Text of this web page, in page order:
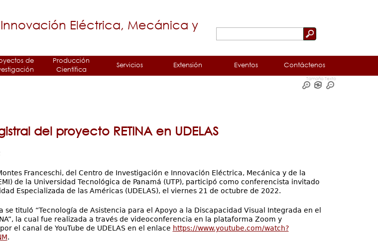
Eléctrica, Mecánica y
de
Producción
Científica
Servicios Extensión Eventos Contáctenos
Tamaño Texto
del proyecto RETINA en UDELAS
Franceschi, del Centro de Investigación e Innovación Eléctrica, Mecánica y de la
de la Universidad Tecnológica de Panamá (UTP), participó como conferencista invitado
Especializada de las Américas (UDELAS), el viernes 21 de octubre de 2022.
se tituló “Tecnología de Asistencia para el Apoyo a la Discapacidad Visual Integrada en el
la cual fue realizada a través de videoconferencia en la plataforma Zoom y
el canal de YouTube de UDELAS en el enlace https://www.youtube.com/watch?
.